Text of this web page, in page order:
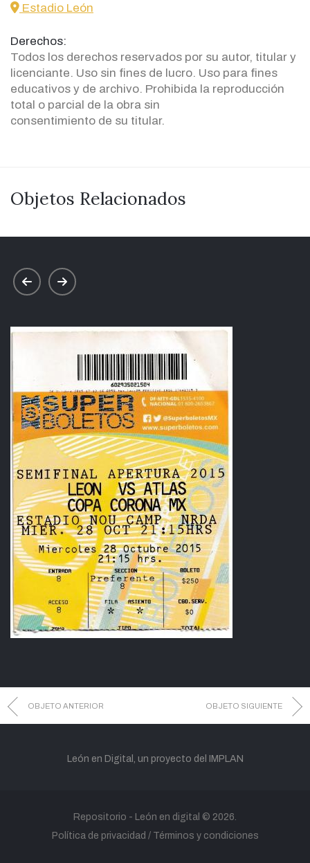
icon
Estadio León
Derechos:
Todos los derechos reservados por su autor, titular y
licenciante. Uso sin fines de lucro. Uso para fines
educativos y de archivo. Prohibida la reproducción
total o parcial de la obra sin
consentimiento de su titular.
Objetos Relacionados
prev next
OBJETO ANTERIOR OBJETO SIGUIENTE
León en Digital, un proyecto del IMPLAN
Repositorio - León en digital © 2026.
Política de privacidad
Términos y condiciones